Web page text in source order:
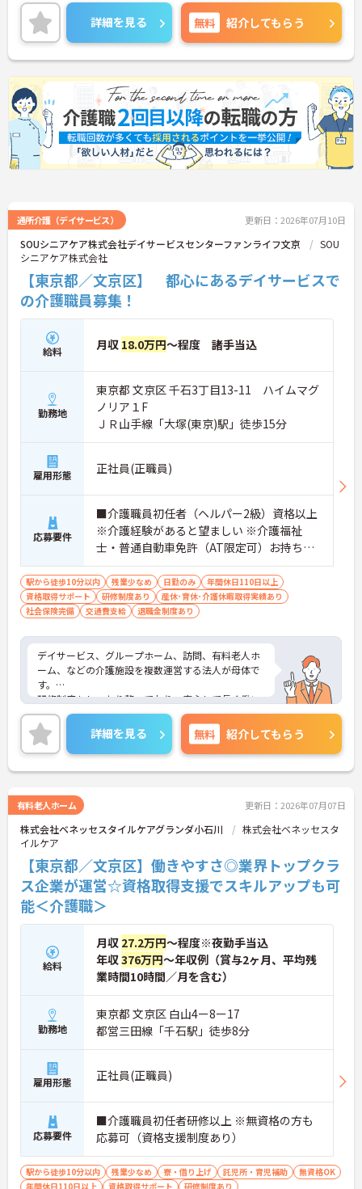
護業務へ専念しやすい環境です。後楽園駅徒歩10分
の立地で通勤しやすく、残業も少なめのため仕事と
プライベートの両立を目指せます。
■ 介護に集中できる職場環境
介護業務へ専念しやすい職場です
・業務ごとのスタッフ配置あり
・ユニット型特別養護老人ホーム
・2020年オープンの施設
■ 通勤便利で働きやすい立地
複数路線が利用でき通勤しやすい環境です
・後楽園駅徒歩10分
・春日駅徒歩8分
・飯田橋駅徒歩12分
→ ご自身に合った通勤ルートを選択できます♪
■ 未経験から挑戦しやすい環境
・経験不問
・学歴不問
・初任者研修修了者が応募可能
ます♪
詳細を見る 無料 紹介してもらう
通所介護（デイサービス） 更新日：2026年07月10日
SOUシニアケア株式会社デイサービスセンターファンライフ文京
SOU
シニアケア株式会社
【東京都／文京区】 都心にあるデイサービスで
の介護職員募集！
給料 月収 18.0万円～程度 諸手当込
勤務地
東京都 文京区 千石3丁目13-11 ハイムマグ
ノリア１F
ＪＲ山手線「大塚(東京)駅」徒歩15分
雇用形態 正社員(正職員)
応募要件
■介護職員初任者（ヘルパー2級）資格以上
※介護経験があると望ましい ※介護福祉
士・普通自動車免許（AT限定可）お持ちの
方尚可
駅から徒歩10分以内 残業少なめ 日勤のみ
年間休日110日以上
資格取得サポート
研修制度あり
産休･育休･介護休暇取得実績あり
社会保険完備
交通費支給 退職金制度あり
デイサービス、グループホーム、訪問、有料老人ホ
ーム、などの介護施設を複数運営する法人が母体で
す。
研修制度もしっかり整っており、安心して長く働い
ていただけます。残業も少なめですのでプライベー
トとの両立もしやすい環境ですご興味のある方は是
非お気あるにお問い合わせ下さい。
詳細を見る 無料 紹介してもらう
有料老人ホーム 更新日：2026年07月07日
株式会社ベネッセスタイルケアグランダ小石川
株式会社ベネッセスタ
イルケア
【東京都／文京区】働きやすさ◎業界トップクラ
ス企業が運営☆資格取得支援でスキルアップも可
能＜介護職＞
給料
月収 27.2万円～程度※夜勤手当込
年収376万円～年収例（賞与2ヶ月、平均残
業時間10時間／月を含む）
勤務地
東京都 文京区 白山4ー8ー17
都営三田線「千石駅」徒歩8分
雇用形態 正社員(正職員)
応募要件
■介護職員初任者研修以上 ※無資格の方も
応募可（資格支援制度あり）
駅から徒歩10分以内 残業少なめ 寮・借り上げ 託児所・育児補助
無資格OK
年間休日110日以上
資格取得サポート
研修制度あり